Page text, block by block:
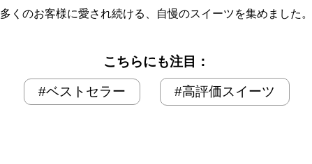
多くのお客様に愛され続ける、 自慢のスイーツを集めました。
こちらにも注目：
ベストセラー 高評価スイーツ